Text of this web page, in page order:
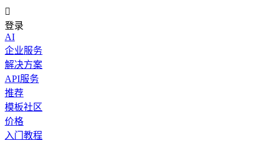

登录
AI
企业服务
解决方案
API服务
推荐
模板社区
价格
入门教程